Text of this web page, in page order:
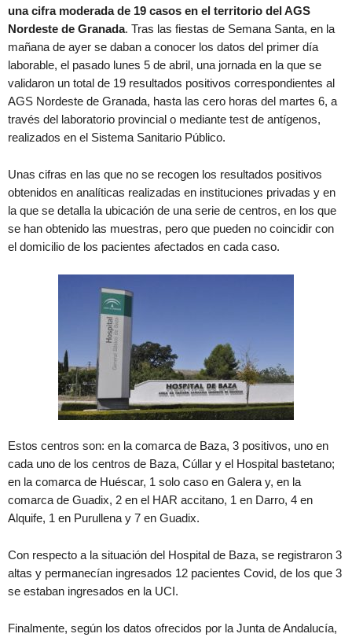
una cifra moderada de 19 casos en el territorio del AGS
Nordeste de Granada. Tras las fiestas de Semana Santa, en la
mañana de ayer se daban a conocer los datos del primer día
laborable, el pasado lunes 5 de abril, una jornada en la que se
validaron un total de 19 resultados positivos correspondientes al
AGS Nordeste de Granada, hasta las cero horas del martes 6, a
través del laboratorio provincial o mediante test de antígenos,
realizados en el Sistema Sanitario Público.
Unas cifras en las que no se recogen los resultados positivos
obtenidos en analíticas realizadas en instituciones privadas y en
la que se detalla la ubicación de una serie de centros, en los que
se han obtenido las muestras, pero que pueden no coincidir con
el domicilio de los pacientes afectados en cada caso.
Estos centros son: en la comarca de Baza, 3 positivos, uno en
cada uno de los centros de Baza, Cúllar y el Hospital bastetano;
en la comarca de Huéscar, 1 solo caso en Galera y, en la
comarca de Guadix, 2 en el HAR accitano, 1 en Darro, 4 en
Alquife, 1 en Purullena y 7 en Guadix.
Con respecto a la situación del Hospital de Baza, se registraron 3
altas y permanecían ingresados 12 pacientes Covid, de los que 3
se estaban ingresados en la UCI.
Finalmente, según los datos ofrecidos por la Junta de Andalucía,